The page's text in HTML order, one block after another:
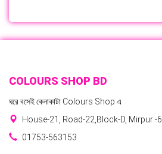
COLOURS SHOP BD
ঘরে বসেই কেনাকাটা Colours Shop এ
House-21, Road-22,Block-D, Mirpur -6.
01753-563153